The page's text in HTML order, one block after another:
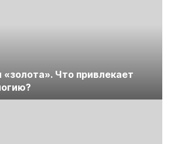
Что привлекает